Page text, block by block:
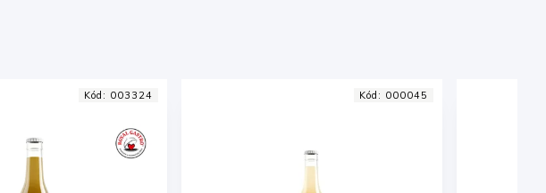
Kód: 000045 Kód: 000244